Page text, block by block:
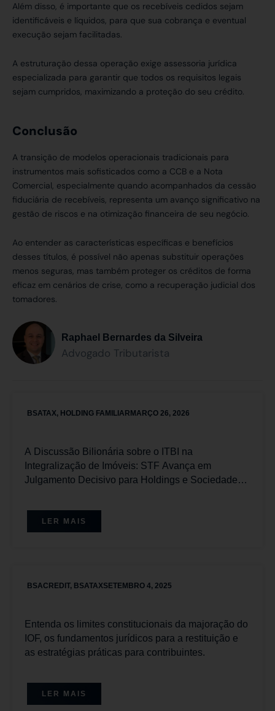
Além disso, é importante que os recebíveis cedidos sejam
identificáveis e líquidos, para que sua cobrança e eventual
execução sejam facilitadas.
A estruturação dessa operação exige assessoria jurídica
especializada para garantir que todos os requisitos legais
sejam cumpridos, maximizando a proteção do seu crédito.
Conclusão
A transição de modelos operacionais tradicionais para
instrumentos mais sofisticados como a CCB e a Nota
Comercial, especialmente quando acompanhados da cessão
fiduciária de recebíveis, representa um avanço significativo na
gestão de riscos e na otimização financeira de seu negócio.
Ao entender as características específicas e benefícios
desses títulos, é possível não apenas substituir operações
menos seguras, mas também proteger os créditos de forma
eficaz em cenários de crise, como a recuperação judicial dos
tomadores.
Raphael Bernardes da Silveira
Advogado Tributarista
BSATAX, HOLDING FAMILIAR MARÇO 26, 2026
A Discussão Bilionária sobre o ITBI na
Integralização de Imóveis: STF Avança em
Julgamento Decisivo para Holdings e Sociedades
Contribuintes
LER MAIS
BSACREDIT, BSATAXSETEMBRO 4, 2025
Entenda os limites constitucionais da majoração do
IOF, os fundamentos jurídicos para a restituição e
as estratégias práticas para contribuintes.
LER MAIS